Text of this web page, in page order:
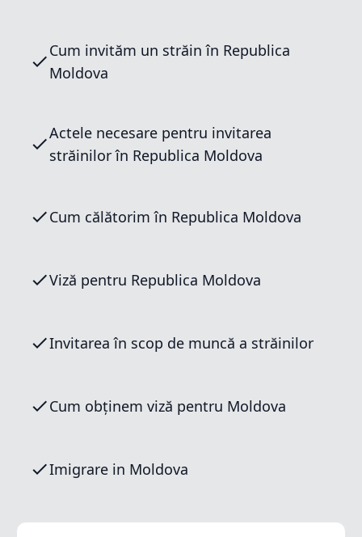
Cum invităm un străin în Republica
Moldova
Actele necesare pentru invitarea
străinilor în Republica Moldova
Cum călătorim în Republica Moldova
Viză pentru Republica Moldova
Invitarea în scop de muncă a străinilor
Cum obținem viză pentru Moldova
Imigrare in Moldova